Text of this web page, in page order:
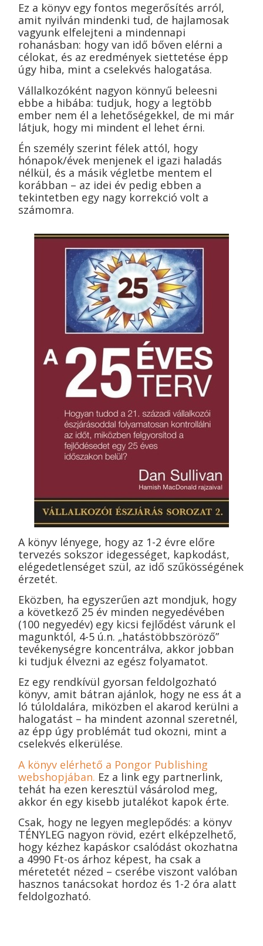
Ez a könyv egy fontos megerősítés arról,
amit nyilván mindenki tud, de hajlamosak
vagyunk elfelejteni a mindennapi
rohanásban: hogy van idő bőven elérni a
célokat, és az eredmények siettetése épp
úgy hiba, mint a cselekvés halogatása.
Vállalkozóként nagyon könnyű beleesni
ebbe a hibába: tudjuk, hogy a legtöbb
ember nem él a lehetőségekkel, de mi már
látjuk, hogy mi mindent el lehet érni.
Én személy szerint félek attól, hogy
hónapok/évek menjenek el igazi haladás
nélkül, és a másik végletbe mentem el
korábban – az idei év pedig ebben a
tekintetben egy nagy korrekció volt a
számomra.
A könyv lényege, hogy az 1-2 évre előre
tervezés sokszor idegességet, kapkodást,
elégedetlenséget szül, az idő szűkösségének
érzetét.
Eközben, ha egyszerűen azt mondjuk, hogy
a következő 25 év minden negyedévében
(100 negyedév) egy kicsi fejlődést várunk el
magunktól, 4-5 ú.n. „hatástöbbszöröző”
tevékenységre koncentrálva, akkor jobban
ki tudjuk élvezni az egész folyamatot.
Ez egy rendkívül gyorsan feldolgozható
könyv, amit bátran ajánlok, hogy ne ess át a
ló túloldalára, miközben el akarod kerülni a
halogatást – ha mindent azonnal szeretnél,
az épp úgy problémát tud okozni, mint a
cselekvés elkerülése.
A könyv elérhető a Pongor Publishing
webshopjában. Ez a link egy partnerlink,
tehát ha ezen keresztül vásárolod meg,
akkor én egy kisebb jutalékot kapok érte.
Csak, hogy ne legyen meglepődés: a könyv
TÉNYLEG nagyon rövid, ezért elképzelhető,
hogy kézhez kapáskor csalódást okozhatna
a 4990 Ft-os árhoz képest, ha csak a
méretetét nézed – cserébe viszont valóban
hasznos tanácsokat hordoz és 1-2 óra alatt
feldolgozható.